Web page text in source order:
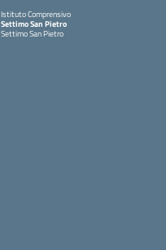
Istituto Comprensivo
Settimo San Pietro
Settimo San Pietro